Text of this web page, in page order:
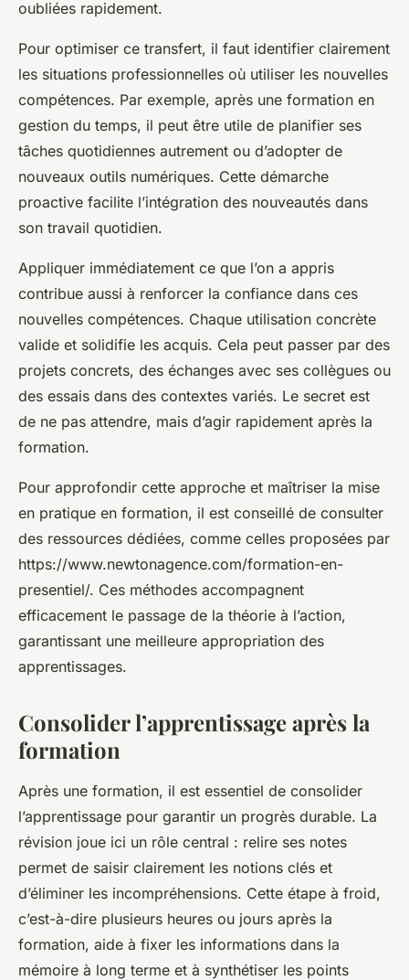
oubliées rapidement.
Pour optimiser ce transfert, il faut identifier clairement
les situations professionnelles où utiliser les nouvelles
compétences. Par exemple, après une formation en
gestion du temps, il peut être utile de planifier ses
tâches quotidiennes autrement ou d’adopter de
nouveaux outils numériques. Cette démarche
proactive facilite l’intégration des nouveautés dans
son travail quotidien.
Appliquer immédiatement ce que l’on a appris
contribue aussi à renforcer la confiance dans ces
nouvelles compétences. Chaque utilisation concrète
valide et solidifie les acquis. Cela peut passer par des
projets concrets, des échanges avec ses collègues ou
des essais dans des contextes variés. Le secret est
de ne pas attendre, mais d’agir rapidement après la
formation.
Pour approfondir cette approche et maîtriser la mise
en pratique en formation, il est conseillé de consulter
des ressources dédiées, comme celles proposées par
https://www.newtonagence.com/formation-en-
presentiel/. Ces méthodes accompagnent
efficacement le passage de la théorie à l’action,
garantissant une meilleure appropriation des
apprentissages.
Consolider l’apprentissage après la
formation
Après une formation, il est essentiel de consolider
l’apprentissage pour garantir un progrès durable. La
révision joue ici un rôle central : relire ses notes
permet de saisir clairement les notions clés et
d’éliminer les incompréhensions. Cette étape à froid,
c’est-à-dire plusieurs heures ou jours après la
formation, aide à fixer les informations dans la
mémoire à long terme et à synthétiser les points